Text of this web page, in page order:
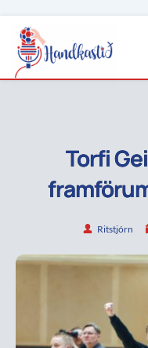
Torfi
Ritstjórn